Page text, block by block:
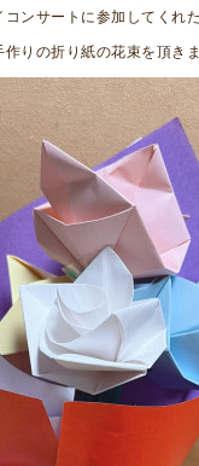
コンサートに参加してくれ
作りの折り紙の花束を頂き